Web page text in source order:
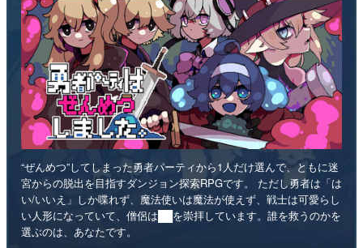
“ぜんめつ”してしまった勇者パーティから1人だけ選んで、ともに迷
宮からの脱出を目指すダンジョン探索RPGです。 ただし勇者は「は
い/いいえ」しか喋れず、魔法使いは魔法が使えず、戦士は可愛らし
い人形になっていて、僧侶は██を崇拝しています。誰を救うのかを
選ぶのは、あなたです。